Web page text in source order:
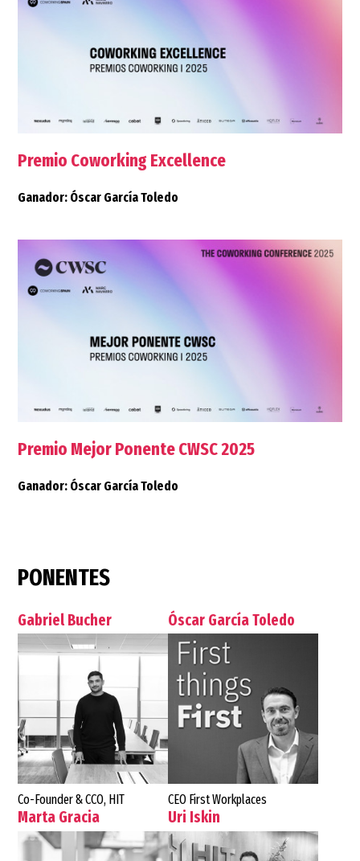
Premio Coworking Excellence
Ganador: Óscar García Toledo
Premio Mejor Ponente CWSC 2025
Ganador: Óscar García Toledo
PONENTES
Gabriel Bucher
Co-Founder & CCO, HIT
Óscar García Toledo
CEO First Workplaces
Marta Gracia Uri Iskin